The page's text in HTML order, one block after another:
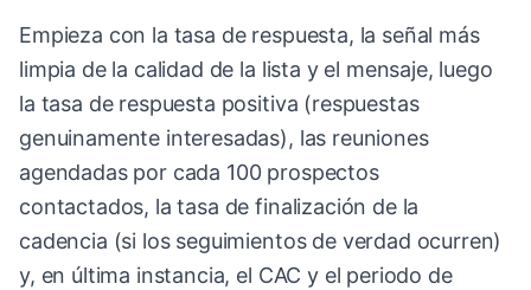
Empieza con la tasa de respuesta, la señal más
limpia de la calidad de la lista y el mensaje, luego
la tasa de respuesta positiva (respuestas
genuinamente interesadas), las reuniones
agendadas por cada 100 prospectos
contactados, la tasa de finalización de la
cadencia (si los seguimientos de verdad ocurren)
y, en última instancia, el CAC y el periodo de